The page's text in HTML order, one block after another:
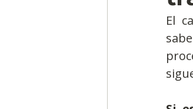
Marketing
Ecommerce
El